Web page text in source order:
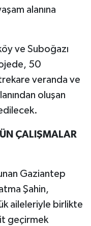
alanına
ve Suboğazı
50
veranda ve
oluşan
ÇALIŞMALAR
Gaziantep
Şahin,
aileleriyle birlikte
geçirmek